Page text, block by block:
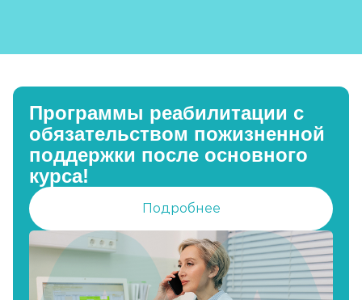
Программы реабилитации с
обязательством пожизненной
поддержки после основного
курса!
Подробнее